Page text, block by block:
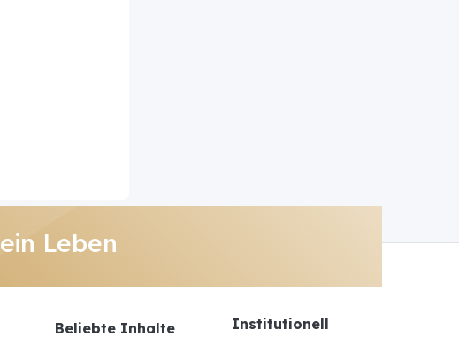
ein Leben
Beliebte Inhalte Institutionell